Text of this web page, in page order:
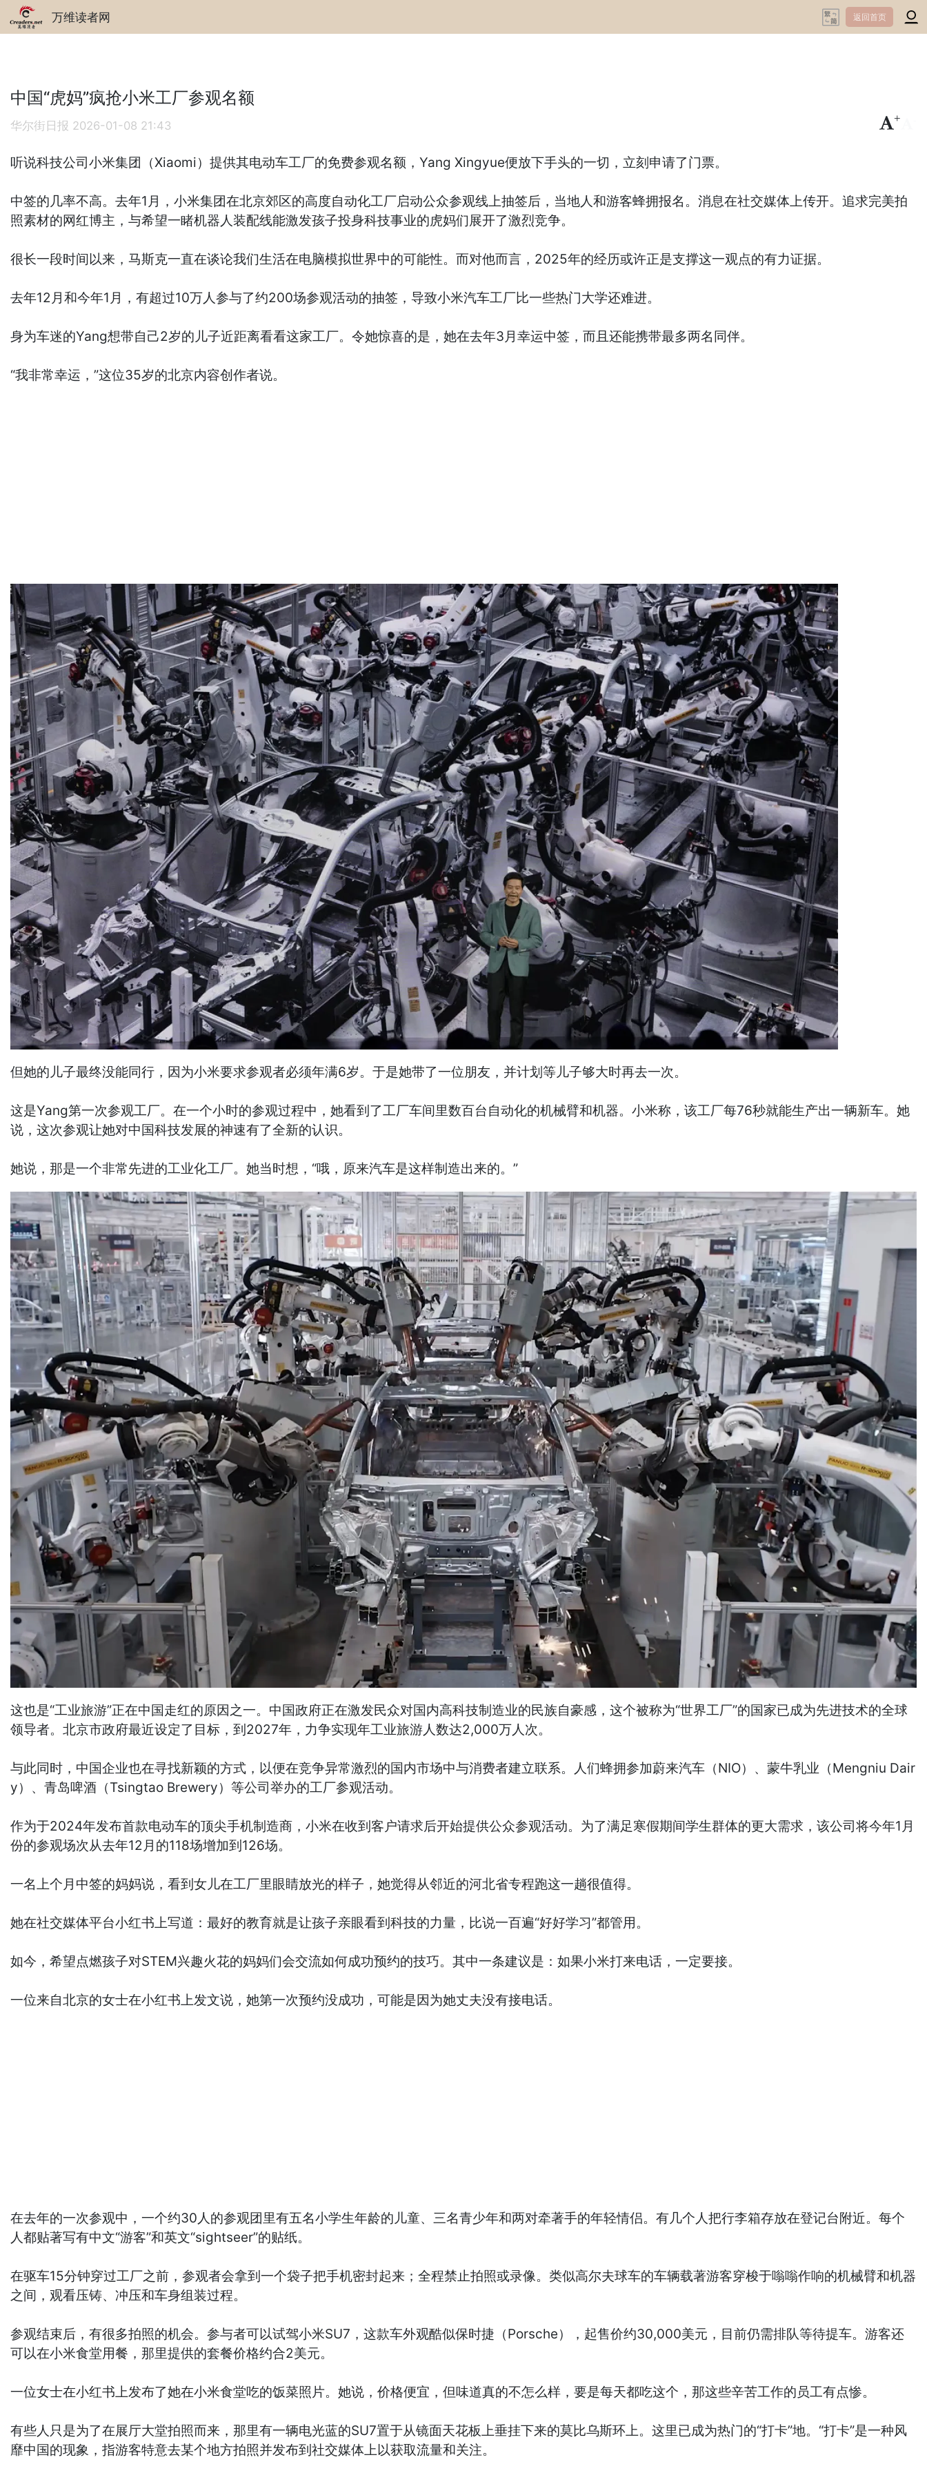
万维读者网 返回首页
中国“虎妈”疯抢小米工厂参观名额
华尔街日报 2026-01-08 21:43
+
听说科技公司小米集团（Xiaomi）提供其电动车工厂的免费参观名额，Yang Xingyue便放下手头的一切，立刻申请了门票。
中签的几率不高。去年1月，小米集团在北京郊区的高度自动化工厂启动公众参观线上抽签后，当地人和游客蜂拥报名。消息在社交媒体上传开。追求完美拍
照素材的网红博主，与希望一睹机器人装配线能激发孩子投身科技事业的虎妈们展开了激烈竞争。
很长一段时间以来，马斯克一直在谈论我们生活在电脑模拟世界中的可能性。而对他而言，2025年的经历或许正是支撑这一观点的有力证据。
去年12月和今年1月，有超过10万人参与了约200场参观活动的抽签，导致小米汽车工厂比一些热门大学还难进。
身为车迷的Yang想带自己2岁的儿子近距离看看这家工厂。令她惊喜的是，她在去年3月幸运中签，而且还能携带最多两名同伴。
“我非常幸运，”这位35岁的北京内容创作者说。
但她的儿子最终没能同行，因为小米要求参观者必须年满6岁。于是她带了一位朋友，并计划等儿子够大时再去一次。
这是Yang第一次参观工厂。在一个小时的参观过程中，她看到了工厂车间里数百台自动化的机械臂和机器。小米称，该工厂每76秒就能生产出一辆新车。她
说，这次参观让她对中国科技发展的神速有了全新的认识。
她说，那是一个非常先进的工业化工厂。她当时想，“哦，原来汽车是这样制造出来的。”
这也是“工业旅游”正在中国走红的原因之一。中国政府正在激发民众对国内高科技制造业的民族自豪感，这个被称为“世界工厂”的国家已成为先进技术的全球
领导者。北京市政府最近设定了目标，到2027年，力争实现年工业旅游人数达2,000万人次。
与此同时，中国企业也在寻找新颖的方式，以便在竞争异常激烈的国内市场中与消费者建立联系。人们蜂拥参加蔚来汽车（NIO）、蒙牛乳业（Mengniu Dair
y）、青岛啤酒（Tsingtao Brewery）等公司举办的工厂参观活动。
作为于2024年发布首款电动车的顶尖手机制造商，小米在收到客户请求后开始提供公众参观活动。为了满足寒假期间学生群体的更大需求，该公司将今年1月
份的参观场次从去年12月的118场增加到126场。
一名上个月中签的妈妈说，看到女儿在工厂里眼睛放光的样子，她觉得从邻近的河北省专程跑这一趟很值得。
她在社交媒体平台小红书上写道：最好的教育就是让孩子亲眼看到科技的力量，比说一百遍“好好学习”都管用。
如今，希望点燃孩子对STEM兴趣火花的妈妈们会交流如何成功预约的技巧。其中一条建议是：如果小米打来电话，一定要接。
一位来自北京的女士在小红书上发文说，她第一次预约没成功，可能是因为她丈夫没有接电话。
在去年的一次参观中，一个约30人的参观团里有五名小学生年龄的儿童、三名青少年和两对牵著手的年轻情侣。有几个人把行李箱存放在登记台附近。每个
人都贴著写有中文“游客”和英文“sightseer”的贴纸。
在驱车15分钟穿过工厂之前，参观者会拿到一个袋子把手机密封起来；全程禁止拍照或录像。类似高尔夫球车的车辆载著游客穿梭于嗡嗡作响的机械臂和机器
之间，观看压铸、冲压和车身组装过程。
参观结束后，有很多拍照的机会。参与者可以试驾小米SU7，这款车外观酷似保时捷（Porsche），起售价约30,000美元，目前仍需排队等待提车。游客还
可以在小米食堂用餐，那里提供的套餐价格约合2美元。
一位女士在小红书上发布了她在小米食堂吃的饭菜照片。她说，价格便宜，但味道真的不怎么样，要是每天都吃这个，那这些辛苦工作的员工有点惨。
有些人只是为了在展厅大堂拍照而来，那里有一辆电光蓝的SU7置于从镜面天花板上垂挂下来的莫比乌斯环上。这里已成为热门的“打卡”地。“打卡”是一种风
靡中国的现象，指游客特意去某个地方拍照并发布到社交媒体上以获取流量和关注。